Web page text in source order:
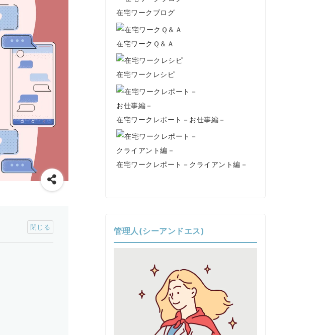
在宅ワークブログ
在宅ワークＱ＆Ａ
在宅ワークレシピ
在宅ワークレポート－お仕事編－
在宅ワークレポート－クライアント編－
管理人(シーアンドエス)